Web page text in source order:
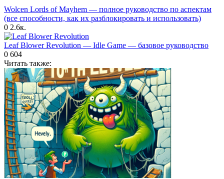
Wolcen Lords of Mayhem — полное руководство по аспектам
(все способности, как их разблокировать и использовать)
0 2.6к.
Leaf Blower Revolution — Idle Game — базовое руководство
0 604
Читать также: